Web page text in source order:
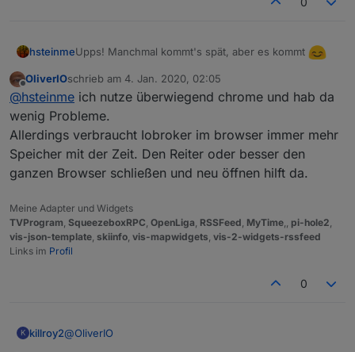
hsteinmeUpps! Manchmal kommt's spät, aber es kommt
Es handelt sich hier um ein Problem des Browsers.
Firefox, Opera und Edge zeigen die "Besiedelung"
der Datenpunkte korrekt und vollständig an. Lediglich
Chrome benimmt sich kräftig daneben.
Sorry für meine voreilige Verbreitung von Unruhe.
Soll
(siehe Uhrzeit
) nicht mehr
Offline
OliverIOschrieb am 4. Jan. 2020, 02:05
zuletzt editiert von
@hsteinme ich nutze überwiegend chrome und hab da
wenig Probleme.
Allerdings verbraucht Iobroker im browser immer mehr
Speicher mit der Zeit. Den Reiter oder besser den
ganzen Browser schließen und neu öffnen hilft da.
Meine Adapter und Widgets
TVProgram SqueezeboxRPC OpenLiga RSSFeed MyTime pi-hole2
vis-json-template skiinfo vis-mapwidgets vis-2-widgets-rssfeed
Links im Profil
0
K killroy2@OliverIO